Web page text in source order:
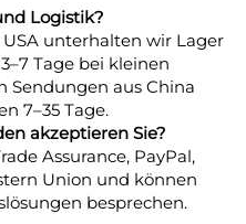
Logistik?
unterhalten wir Lager
Tage bei kleinen
Sendungen aus China
7–35 Tage.
akzeptieren Sie?
Assurance, PayPal,
Union und können
besprechen.